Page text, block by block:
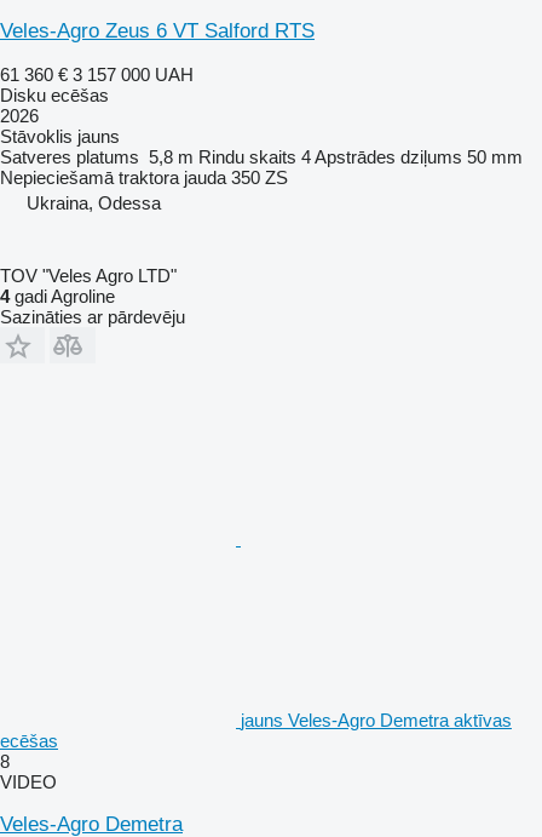
Veles-Agro Zeus 6 VT Salford RTS
61 360 € 3 157 000 UAH
Disku ecēšas
2026
Stāvoklis jauns
Satveres platums 5,8 m Rindu skaits 4Apstrādes dziļums 50 mm
Nepieciešamā traktora jauda 350 ZS
Ukraina, Odessa
TOV "Veles Agro LTD"
4gadi Agroline
Sazināties ar pārdevēju
jauns Veles-Agro Demetra aktīvas
ecēšas
8
VIDEO
Veles-Agro Demetra